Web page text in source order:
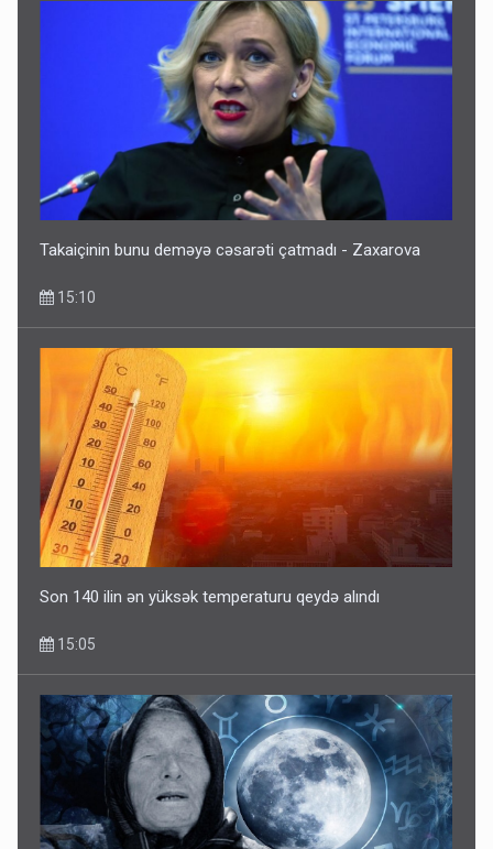
Takaiçinin bunu deməyə cəsarəti çatmadı - Zaxarova
15:10
Son 140 ilin ən yüksək temperaturu qeydə alındı
15:05